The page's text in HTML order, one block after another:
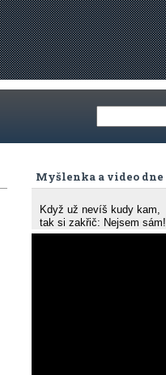
Myšlenka a video dne
Když už nevíš kudy kam,
tak si zakřič: Nejsem sám!